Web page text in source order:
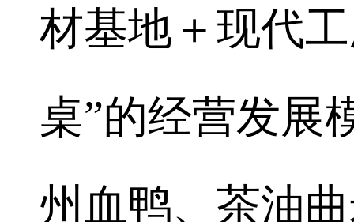
材基地＋现代
桌”的经营发展
州血鸭、茶油